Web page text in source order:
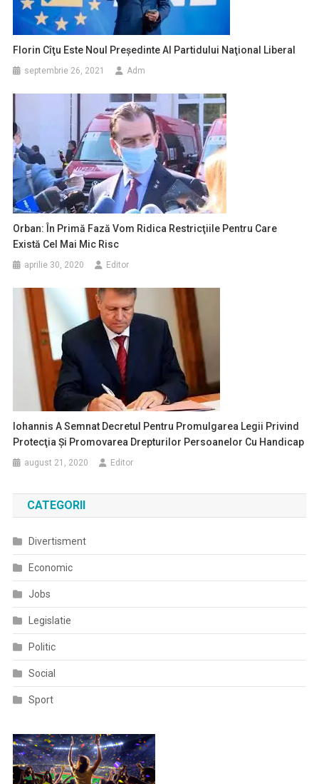
Florin Cîţu Este Noul Preşedinte Al Partidului Naţional Liberal
septembrie 26, 2021 Adm
Orban: În Primă Fază Vom Ridica Restricţiile Pentru Care
Există Cel Mai Mic Risc
aprilie 30, 2020 Editor
Iohannis A Semnat Decretul Pentru Promulgarea Legii Privind
Protecţia Şi Promovarea Drepturilor Persoanelor Cu Handicap
august 21, 2020 Editor
CATEGORII
Divertisment
Economic
Jobs
Legislatie
Politic
Social
Sport